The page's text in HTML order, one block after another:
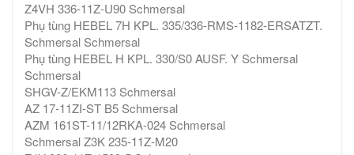
Z4VH 336-11Z-U90 Schmersal
Phụ tùng HEBEL 7H KPL. 335/336-RMS-1182-ERSATZT.
Schmersal Schmersal
Phụ tùng HEBEL H KPL. 330/S0 AUSF. Y Schmersal
Schmersal
SHGV-Z/EKM113 Schmersal
AZ 17-11ZI-ST B5 Schmersal
AZM 161ST-11/12RKA-024 Schmersal
Schmersal Z3K 235-11Z-M20